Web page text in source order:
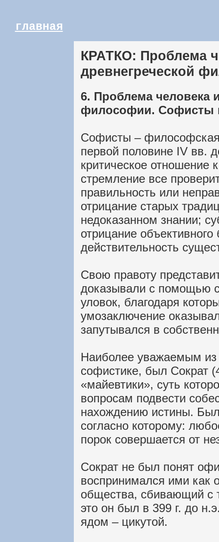
главная
КРАТКО: Проблема
древнегреческой
6. Проблема человека
философии. Софисты
Софисты –
первой половине IV вв.
критическое отношение
стремление все
правильность или
отрицание старых
недоказанном знании;
отрицание
действительность
Свою правоту
доказывали с помощью
уловок, благодаря
умозаключение
запутывался в
Наиболее уважаемым
софистике, был Сократ
«майевтики», суть
вопросам подвести
нахождению истины. Был
согласно которому:
порок совершается от
Сократ не был понят
воспринимался ими как
общества, сбивающий с
это он был в 399 г. до
ядом – цикутой.